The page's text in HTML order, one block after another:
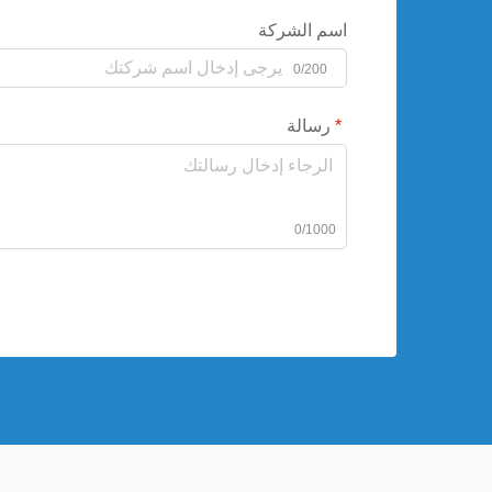
اسم الشركة
0/200
رسالة
0/1000